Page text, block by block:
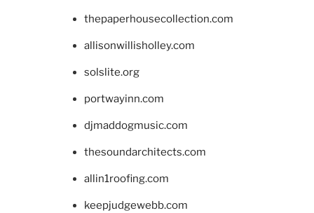
thepaperhousecollection.com
allisonwillisholley.com
solslite.org
portwayinn.com
djmaddogmusic.com
thesoundarchitects.com
allin1roofing.com
keepjudgewebb.com